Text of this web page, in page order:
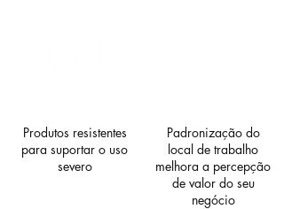
Produtos resistentes
para suportar o uso
severo
Padronização do
local de trabalho
melhora a percepção
de valor do seu
negócio